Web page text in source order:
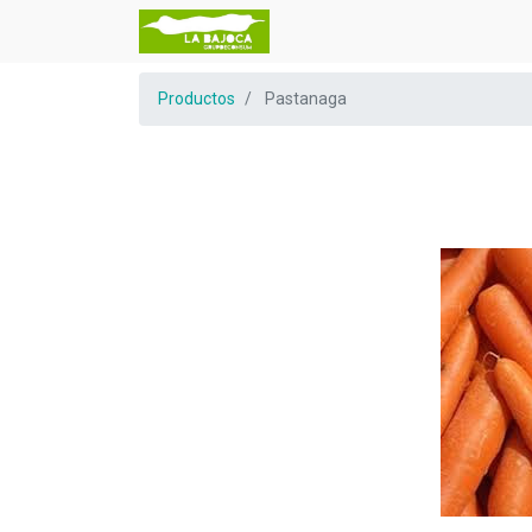
Productos Pastanaga